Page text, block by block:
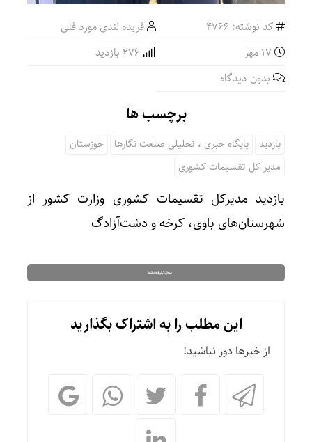
کد نوشته: 4766
فریده لندی مورد فلی
بدون دیدگاه
برچسب ها
بازدید پایگاه خبری ، تحلیلی صنعت نگارها
خوزستان
مدیر کل تقسیمات کشوری
بازدید مدیرکل تقسیمات کشوری وزارت کشور از
شهرستان‌های باوی، کرخه و دشت‌آزادگ
این مطلب را به اشتراک بگذارید
از خبرها دور نباشید!